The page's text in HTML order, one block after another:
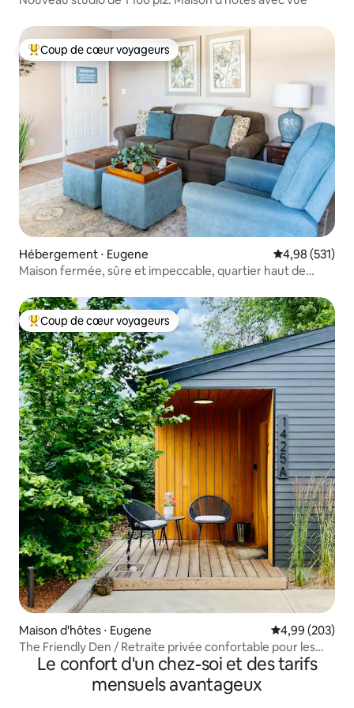
Coups de cœur voyageurs les plus appréciés
Coup de cœur voyageurs
Hébergement ⋅ Eugene Évaluation
4,98 (531)
Maison fermée, sûre et impeccable, quartier haut de
Coups de cœur voyageurs les plus appréciés
Coup de cœur voyageurs
Maison d'hôtes ⋅ Eugene Évaluation
4,99 (203)
The Friendly Den / Retraite privée confortable pour les
couples.
Le confort d'un chez-soi et des tarifs
mensuels avantageux